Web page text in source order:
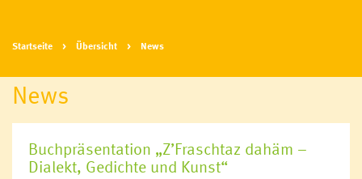
Startseite Übersicht News
News
Buchpräsentation „Z’Fraschtaz dahäm –
Dialekt, Gedichte und Kunst“